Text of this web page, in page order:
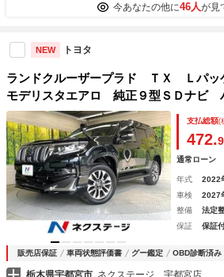
今あなたの他に46人が見
NEW トヨタ
ランドクルーザープラド ＴＸ Ｌパ
モデリスタエアロ 純正９型ＳＤナビ
仕様 衝突被害軽減システム レーダ
革 前席シートエアコン コーナーセ
支払総額(
472.9
通常ローン
年式 2022
車検
2027
整備
法定
保証
保証
販売店保証 車両状態評価書 グー鑑定 OBD診断済み
栃木県宇都宮市 ネクステージ 宇都宮店